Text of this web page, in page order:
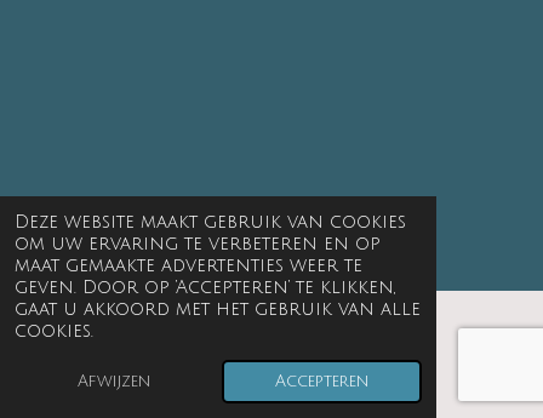
Deze website maakt gebruik van cookies
om uw ervaring te verbeteren en op
maat gemaakte advertenties weer te
geven. Door op ‘Accepteren’ te klikken,
gaat u akkoord met het gebruik van alle
cookies.
Afwijzen Accepteren